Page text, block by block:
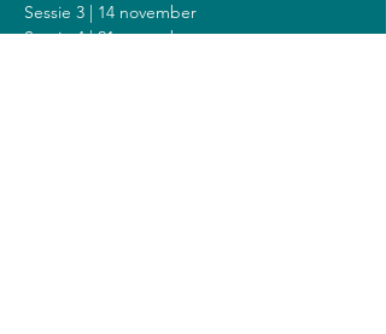
Sessie 3 | 14 november
Sessie 4 | 21 november